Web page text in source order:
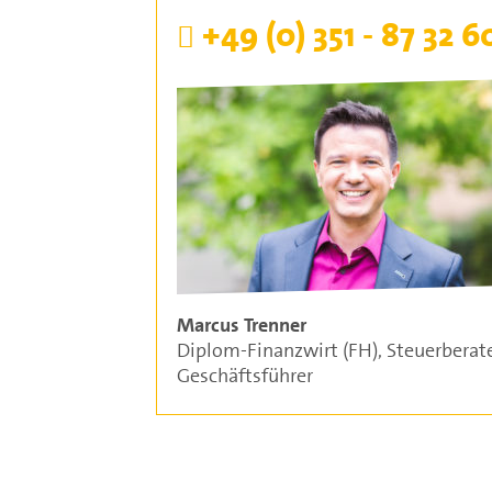
+49 (0) 351 - 87 32
Marcus Trenner
Diplom-Finanzwirt (FH),
Geschäftsführer